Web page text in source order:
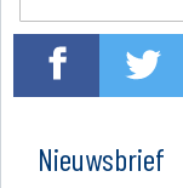
Nieuwsbrief